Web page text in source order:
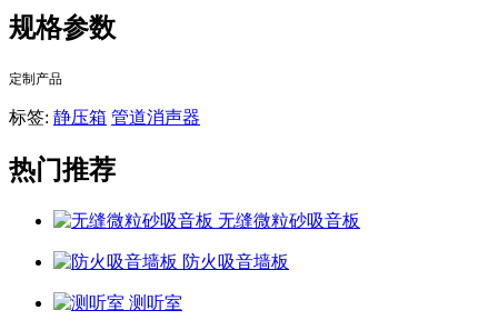
规格参数
定制产品
标签: 静压箱 管道消声器
热门推荐
无缝微粒砂吸音板
防火吸音墙板
测听室